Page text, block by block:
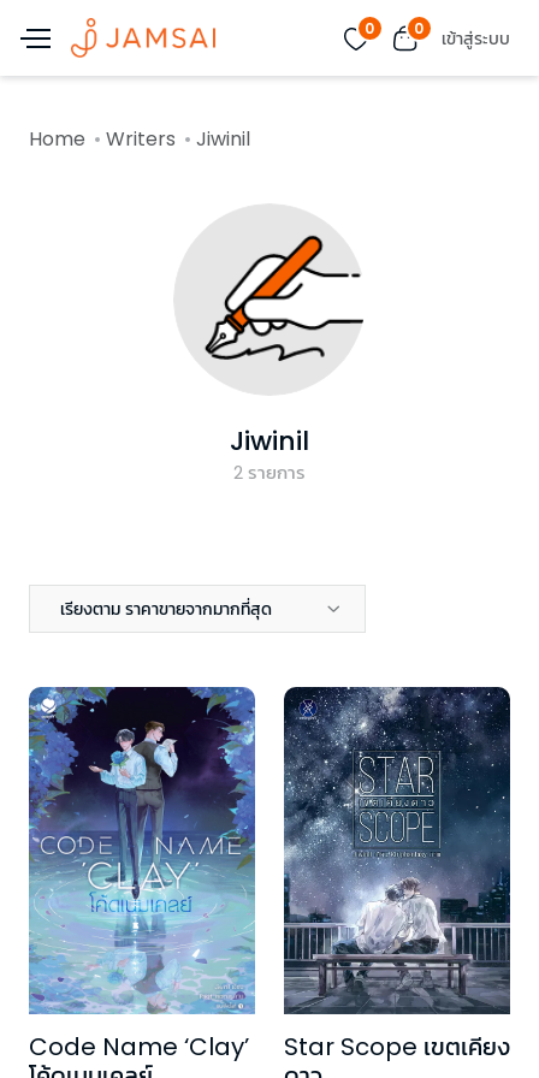
0 0 เข้าสู่ระบบ
Home Writers Jiwinil
Jiwinil
2รายการ
เรียงตาม ราคาขายจากมากที่สุด
Code Name ‘Clay’
Star Scope เขตเคียง